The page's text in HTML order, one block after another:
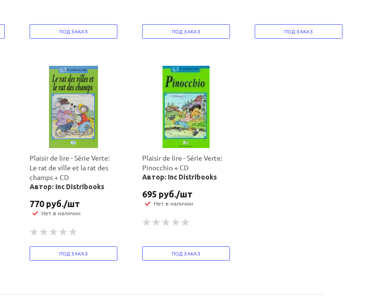
ПОД ЗАКАЗ ПОД ЗАКАЗ ПОД ЗАКАЗ
Plaisir de lire - Série Verte:
Le rat de ville et la rat des
champs + CD
Автор: Inc Distribooks
770 руб./шт
Нет в наличии
ПОД ЗАКАЗ
Plaisir de lire - Série Verte:
Pinocchio + CD
Автор: Inc Distribooks
695 руб./шт
Нет в наличии
ПОД ЗАКАЗ